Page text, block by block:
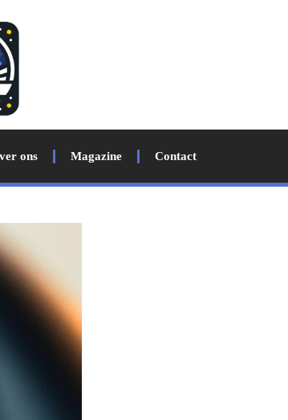
ons Magazine Contact